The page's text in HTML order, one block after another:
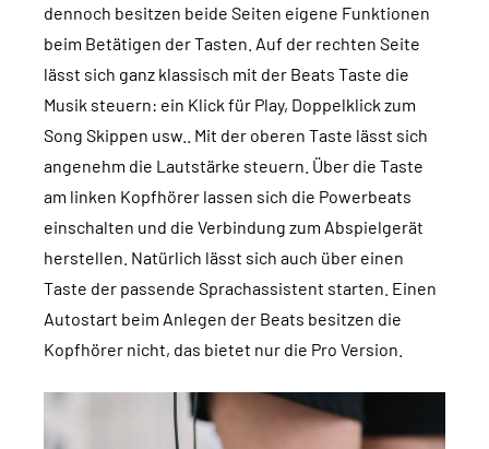
dennoch besitzen beide Seiten eigene Funktionen
beim Betätigen der Tasten. Auf der rechten Seite
lässt sich ganz klassisch mit der Beats Taste die
Musik steuern: ein Klick für Play, Doppelklick zum
Song Skippen usw.. Mit der oberen Taste lässt sich
angenehm die Lautstärke steuern. Über die Taste
am linken Kopfhörer lassen sich die Powerbeats
einschalten und die Verbindung zum Abspielgerät
herstellen. Natürlich lässt sich auch über einen
Taste der passende Sprachassistent starten. Einen
Autostart beim Anlegen der Beats besitzen die
Kopfhörer nicht, das bietet nur die Pro Version.